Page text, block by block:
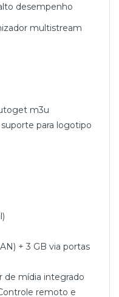
desempenho
multistream
m3u
para logotipo
+ 3 GB via portas
de mídia integrado
remoto e